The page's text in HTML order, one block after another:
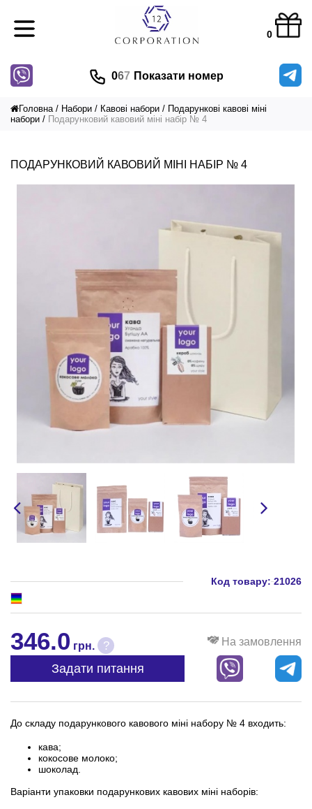
0
067 Показати номер
Головна Набори Кавові набори
Подарункові кавові міні
набори
Подарунковий кавовий міні набір № 4
ПОДАРУНКОВИЙ КАВОВИЙ МІНІ НАБІР № 4
Код товару: 21026
346.0 грн. ? На замовлення
Задати питання
До складу подарункового кавового міні набору № 4 входить:
кава;
кокосове молоко;
шоколад.
Варіанти упаковки подарункових кавових міні наборів: